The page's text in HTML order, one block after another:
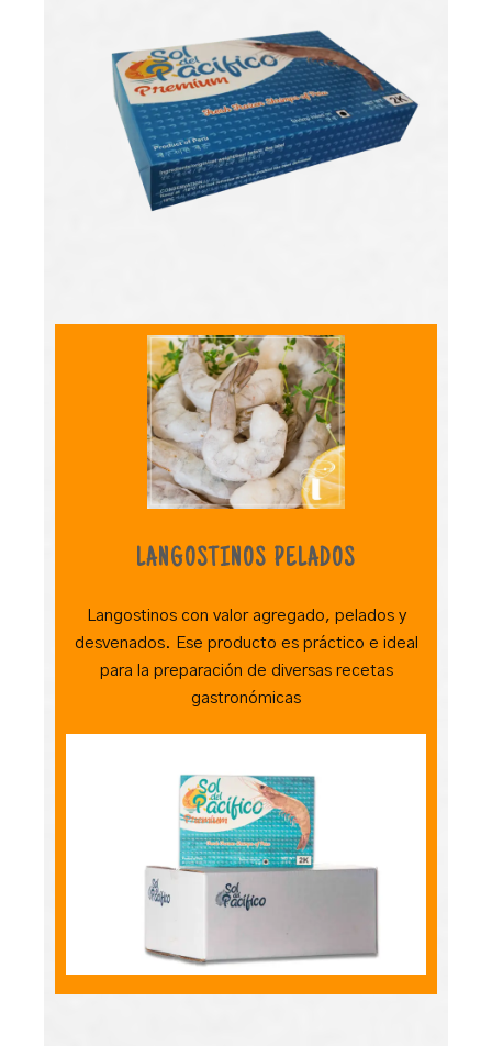
LANGOSTINOS PELADOS
Langostinos con valor agregado, pelados y
desvenados. Ese producto es práctico e ideal
para la preparación de diversas recetas
gastronómicas